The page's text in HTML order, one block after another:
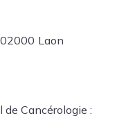
02000 Laon
de Cancérologie :